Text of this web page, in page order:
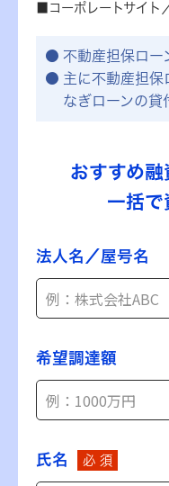
■コーポレートサイ
不動産担保ロー
主に不動産担保
なぎローンの貸
おすすめ
一括で
法人名／屋号名
希望調達額
氏名 必 須